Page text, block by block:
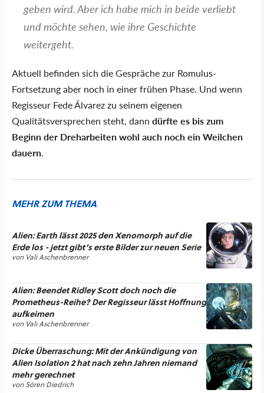
geben wird. Aber ich habe mich in beide verliebt
und möchte sehen, wie ihre Geschichte
weitergeht.
Aktuell befinden sich die Gespräche zur Romulus-
Fortsetzung aber noch in einer frühen Phase. Und wenn
Regisseur Fede Álvarez zu seinem eigenen
Qualitätsversprechen steht, dann dürfte es bis zum
Beginn der Dreharbeiten wohl auch noch ein Weilchen
dauern.
MEHR ZUM THEMA
Alien: Earth lässt 2025 den Xenomorph auf die
Erde los - jetzt gibt’s erste Bilder zur neuen Serie
von Vali Aschenbrenner
Alien: Beendet Ridley Scott doch noch die
Prometheus-Reihe? Der Regisseur lässt Hoffnung
aufkeimen
von Vali Aschenbrenner
Dicke Überraschung: Mit der Ankündigung von
Alien Isolation 2 hat nach zehn Jahren niemand
mehr gerechnet
vonSören Diedrich